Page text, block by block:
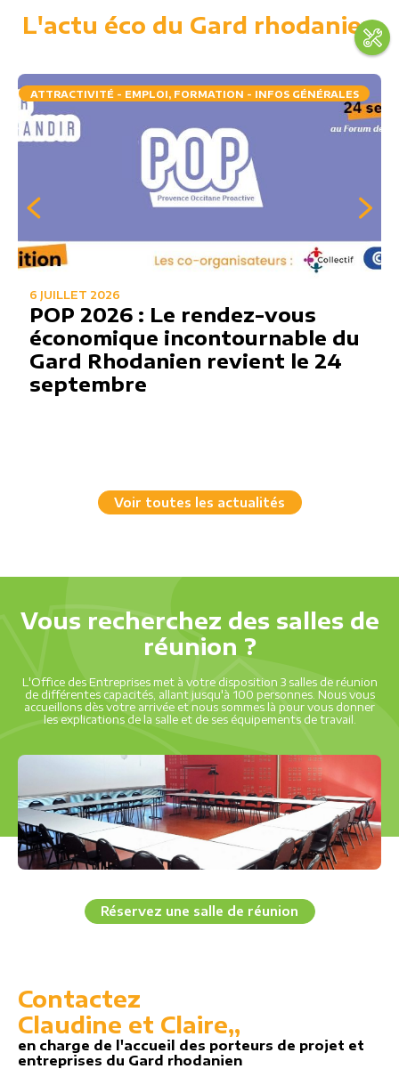
L'actu éco du Gard rhodanien
ATTRACTIVITÉ - EMPLOI, FORMATION - INFOS GÉNÉRALES
6 JUILLET 2026
POP 2026 : Le rendez-vous
économique incontournable du
Gard Rhodanien revient le 24
septembre
Voir toutes les actualités
Vous recherchez des salles de
réunion ?
L'Office des Entreprises met à votre disposition 3 salles de réunion
de différentes capacités, allant jusqu'à 100 personnes. Nous vous
accueillons dès votre arrivée et nous sommes là pour vous donner
les explications de la salle et de ses équipements de travail.
Réservez une salle de réunion
Contactez
Claudine et Claire,,
en charge de l'accueil des porteurs de projet et
entreprises du Gard rhodanien